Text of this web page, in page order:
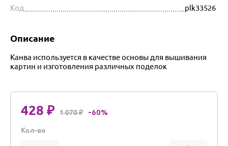
Код
plk33526
Описание
Канва используется в качестве основы для вышивания
картин и изготовления различных поделок
428 ₽ 1 070 ₽ -60%
Кол-во